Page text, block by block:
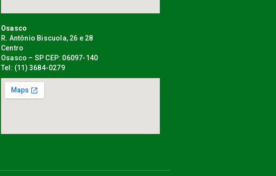
Osasco
R. Antônio Biscuola, 26 e 28
Centro
Osasco – SP CEP: 06097-140
Tel: (11) 3684-0279